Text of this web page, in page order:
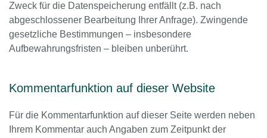
Zweck für die Datenspeicherung entfällt (z.B. nach
abgeschlossener Bearbeitung Ihrer Anfrage). Zwingende
gesetzliche Bestimmungen – insbesondere
Aufbewahrungsfristen – bleiben unberührt.
Kommentarfunktion auf dieser Website
Für die Kommentarfunktion auf dieser Seite werden neben
Ihrem Kommentar auch Angaben zum Zeitpunkt der